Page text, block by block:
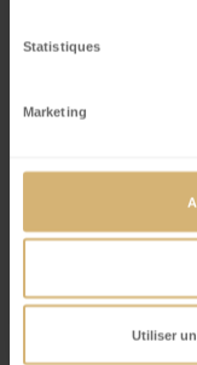
Statistiques
Marketing
Utiliser